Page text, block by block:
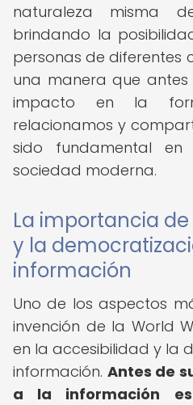
naturaleza misma
brindando la
personas de diferentes
una manera que antes
impacto en la
relacionamos y
sido fundamental
sociedad moderna.
La importancia
y la
información
Uno de los aspectos
invención de la World
en la accesibilidad y la
información. Antes de
a la información